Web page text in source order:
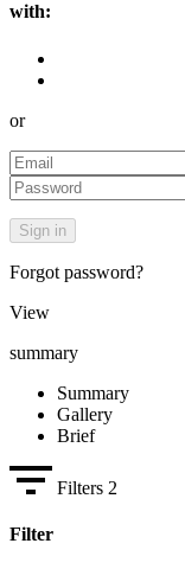
with:
or
Forgot password?
View
summary
Summary
Gallery
Brief
Filters 2
Filter